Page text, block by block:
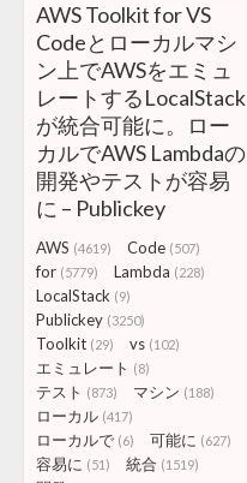
AWS Toolkit for VS
Codeとローカルマシ
ン上でAWSをエミュ
レートするLocalStack
が統合可能に。ロー
カルでAWS Lambdaの
開発やテストが容易
に – Publickey
AWS (4619) Code (507)
for (5779) Lambda (228)
LocalStack (9)
Publickey (3250)
Toolkit (29) vs (102)
エミュレート (8)
テスト (873) マシン (188)
ローカル (417)
ローカルで (6) 可能に (627)
容易に (51) 統合 (1519)